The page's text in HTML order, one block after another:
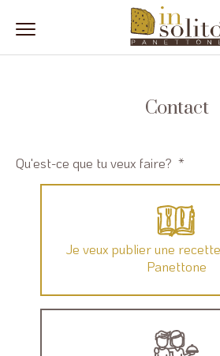
Contact
Qu'est-ce que tu veux faire? *
Je veux publier une
Panettone